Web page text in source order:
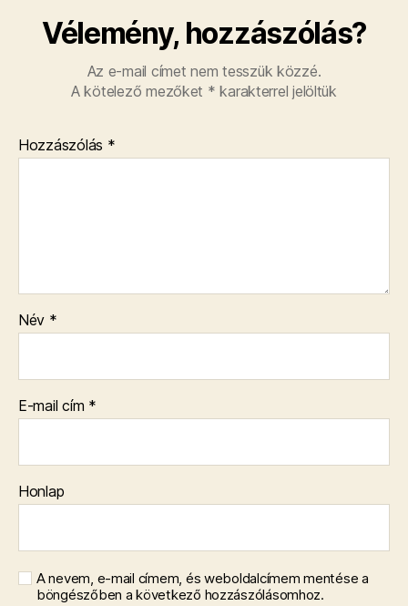
Vélemény, hozzászólás?
Az e-mail címet nem tesszük közzé.
A kötelező mezőket * karakterrel jelöltük
Hozzászólás *
Név *
E-mail cím *
Honlap
A nevem, e-mail címem, és weboldalcímem mentése a
böngészőben a következő hozzászólásomhoz.